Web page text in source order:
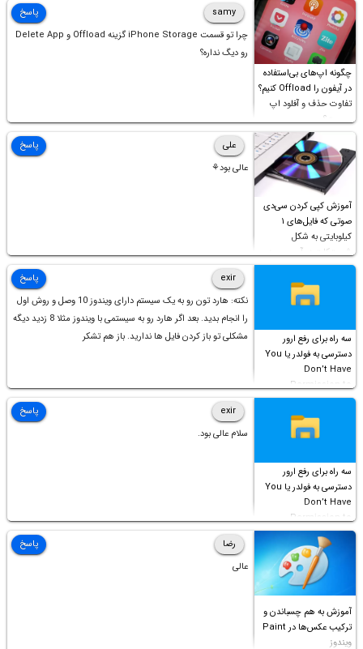
چگونه اپ‌های بی‌استفاده
در آیفون را Offload کنیم؟
تفاوت حذف و آفلود اپ
چیست؟
samy
چرا تو قسمت iPhone Storage گزینه Offload و Delete App
رو دیگ نداره؟
پاسخ
آموزش کپی کردن سی‌دی
صوتی که فایل‌های ۱
کیلوبایتی به شکل
شورت‌کات در آن موجود
است!
علی
عالی بود⚘
پاسخ
سه راه برای رفع ارور
دسترسی به فولدر یا You
Don’t Have
Permission to
Access this folder
exir
نکته: هارد تون رو به یک سیستم دارای ویندوز 10 وصل و روش اول
را انجام بدید. بعد اگر هارد رو به سیستمی با ویندوز مثلا 8 زدید دیگه
مشکلی تو باز کردن فایل ها ندارید. باز هم تشکر
پاسخ
سه راه برای رفع ارور
دسترسی به فولدر یا You
Don’t Have
Permission to
Access this folder
exir
سلام عالی بود.
پاسخ
آموزش به هم چسباندن و
ترکیب عکس‌ها در Paint
ویندوز
رضا
عالی
پاسخ